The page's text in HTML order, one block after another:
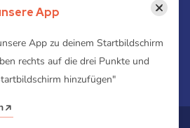
(DHSN) am Standort
App ×
App zu deinem Startbildschirm
rechts auf die drei Punkte und
hinzufügen"